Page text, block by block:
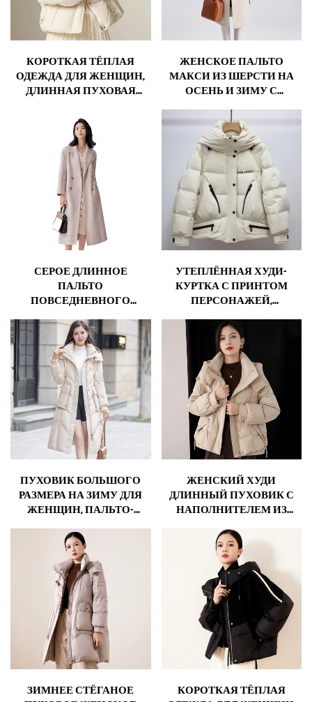
КОРОТКАЯ ТЁПЛАЯ
ОДЕЖДА ДЛЯ ЖЕНЩИН,
ДЛИННАЯ ПУХОВАЯ
КОРЕЙСКАЯ ЖЕНСКАЯ
КУРТКА, УСИЛЕННАЯ
ЖЕНСКАЯ ЗИМНЯЯ
КУРТКА, КУРТКИ, ХОЛОД
ЖЕНСКОЕ ПАЛЬТО
МАКСИ ИЗ ШЕРСТИ НА
ОСЕНЬ И ЗИМУ С
ВОРОТНИКОМ,
ОДНОТОННОЕ,
СВОБОДНОГО КРОЯ,
КАРДИГАН, ЭЛЕГАНТНОЕ
ДЛИННОЕ ПАЛЬТО
СЕРОЕ ДЛИННОЕ
ПАЛЬТО
ПОВСЕДНЕВНОГО
СИЛУЭТА С ЛАЦКАНАМИ,
ДЛИННЫМИ РУКАВАМИ
И ПОЯСОМ
УТЕПЛЁННАЯ ХУДИ-
КУРТКА С ПРИНТОМ
ПЕРСОНАЖЕЙ,
С
ОТСТЕГИВАЮЩИМИСЯ
РУКАВАМИ,
УКОРОЧЕННОГО КРОЯ,
ДЛЯ МУЖЧИН И
ЖЕНЩИН, НА ГУСИНОМ
ПУХУ, НА ЗАКАЗ
ПУХОВИК БОЛЬШОГО
РАЗМЕРА НА ЗИМУ ДЛЯ
ЖЕНЩИН, ПАЛЬТО-
СТЁГАНОЕ ПАЛЬТО С
ПЕРЬЯМИ,
ДИЗАЙНЕРСКИЙ
ПУХОВИК, ПАРКИ
ЖЕНСКИЙ ХУДИ
ДЛИННЫЙ ПУХОВИК С
НАПОЛНИТЕЛЕМ ИЗ
90%
ЗИМНЕЕ СТЁГАНОЕ
КОРОТКАЯ ТЁПЛАЯ